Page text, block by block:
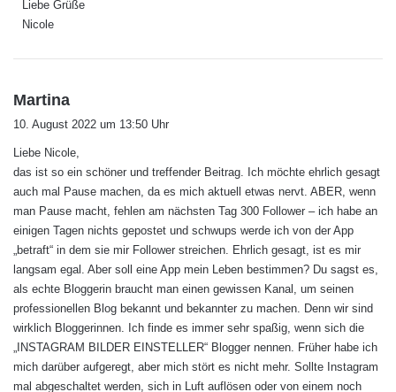
Liebe Grüße
Nicole
Martina
a
t
:
10. August 2022 um 13:50 Uhr
Liebe Nicole,
das ist so ein schöner und treffender Beitrag. Ich möchte ehrlich gesagt
auch mal Pause machen, da es mich aktuell etwas nervt. ABER, wenn
man Pause macht, fehlen am nächsten Tag 300 Follower – ich habe an
einigen Tagen nichts gepostet und schwups werde ich von der App
„betraft“ in dem sie mir Follower streichen. Ehrlich gesagt, ist es mir
langsam egal. Aber soll eine App mein Leben bestimmen? Du sagst es,
als echte Bloggerin braucht man einen gewissen Kanal, um seinen
professionellen Blog bekannt und bekannter zu machen. Denn wir sind
wirklich Bloggerinnen. Ich finde es immer sehr spaßig, wenn sich die
„INSTAGRAM BILDER EINSTELLER“ Blogger nennen. Früher habe ich
mich darüber aufgeregt, aber mich stört es nicht mehr. Sollte Instagram
mal abgeschaltet werden, sich in Luft auflösen oder von einem noch